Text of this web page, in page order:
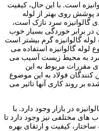
است. با این حال، کیفیت
پوشش روی بهتر از لوله
گالوانیزه سرد نازک است،
در برابر خوردگی بسیار خوب
گالوانیزه گرم بیشتر است
لوله گالوانیزه استفاده می
سرد به محیط زیست آسیب می
مقررات مربوط به این
کنندگان فولاد به این موضوع
بر روند کاری آنها تاثیر می
در بازار وجود دارد. با
های مختلفی نیز وجود دارد تا
ساختار، کیفیت و ارتقای بهره